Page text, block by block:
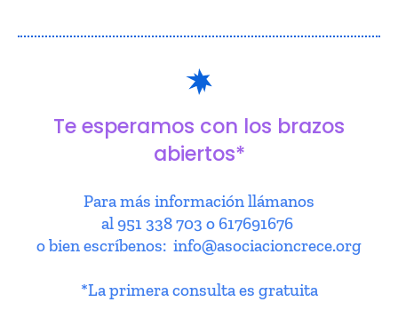
Te esperamos con los brazos
abiertos*
Para más información llámanos
al 951 338 703 o 617691676
o bien escríbenos: info@asociacioncrece.org
*La primera consulta es gratuita